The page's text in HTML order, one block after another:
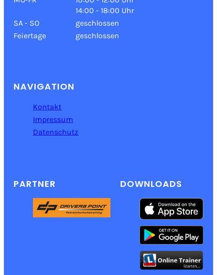
14:00 - 18:00 Uhr
SA - SO
geschlossen
Feiertage
geschlossen
NAVIGATION
Kontakt
Impressum
Datenschutz
PARTNER DOWNLOADS